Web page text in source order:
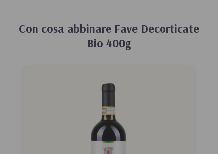
Con cosa abbinare Fave Decorticate
Bio 400g